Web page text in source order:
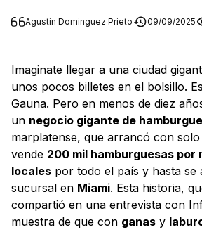
Agustin Dominguez Prieto 09/09/2025
Imaginate llegar a una ciudad
unos pocos billetes en el bolsillo.
Gauna. Pero en menos de diez
un negocio gigante de
marplatense, que arrancó con
vende 200 mil hamburguesas por
locales por todo el país y hasta se
sucursal en Miami. Esta historia,
compartió en una entrevista con
muestra de que con ganas y